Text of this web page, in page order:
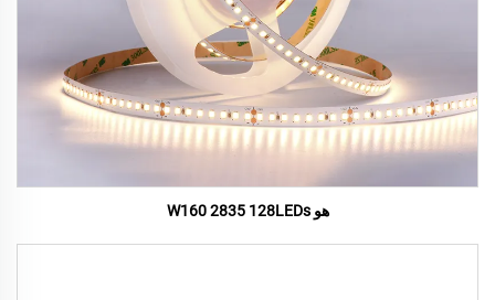
هو W160 2835 128LEDs